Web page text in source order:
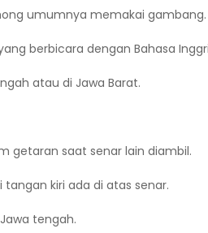
umumnya memakai gambang.
berbicara dengan Bahasa
atau di Jawa Barat.
getaran saat senar lain diambil.
kiri ada di atas senar.
tengah.